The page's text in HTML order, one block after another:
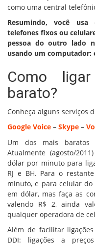
como uma central
Resumindo, você
telefones fixos ou
pessoa do outro lado
usando um computador:
Como
barato?
Conheça alguns serviços
Google Voice – Skype –
Um dos mais baratos
Atualmente (agosto/
dólar por minuto para
RJ e BH. Para o
minuto, e para celular do
em dólar, mas faça as
valendo R$ 2, ainda
qualquer operadora de
Além de facilitar
DDI: ligações a